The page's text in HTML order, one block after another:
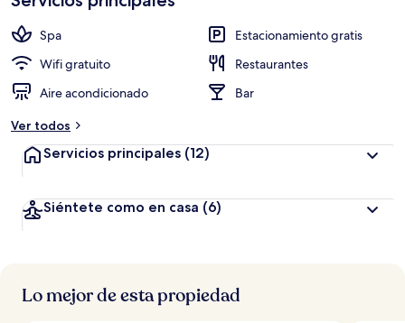
Spa
Estacionamiento gratis
Wifi gratuito
Restaurantes
Aire acondicionado
Bar
Ver todos
Servicios principales (12)
Siéntete como en casa (6)
Lo mejor de esta propiedad